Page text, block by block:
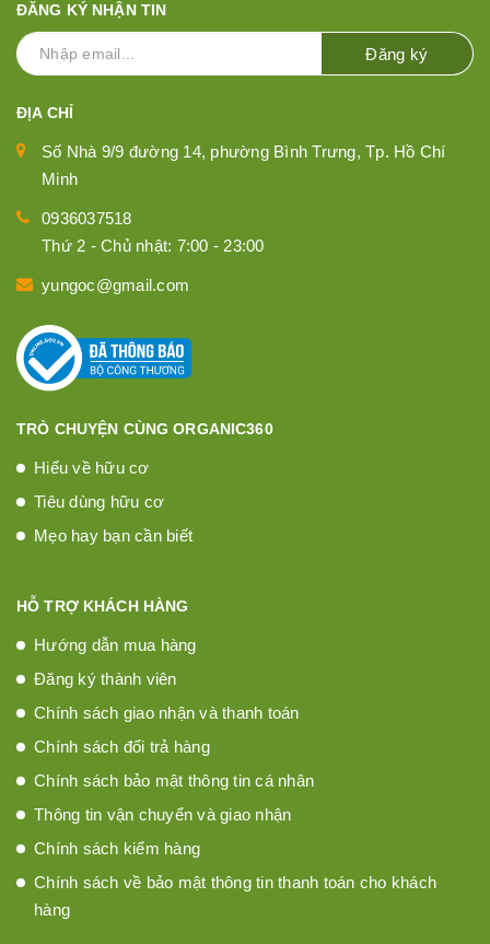
ĐĂNG KÝ NHẬN TIN
Đăng ký
ĐỊA CHỈ
Số Nhà 9/9 đường 14, phường Bình Trưng, Tp. Hồ Chí
Minh
0936037518
Thứ 2 - Chủ nhật: 7:00 - 23:00
yungoc@gmail.com
TRÒ CHUYỆN CÙNG ORGANIC360
Hiểu về hữu cơ
Tiêu dùng hữu cơ
Mẹo hay bạn cần biết
HỖ TRỢ KHÁCH HÀNG
Hướng dẫn mua hàng
Đăng ký thành viên
Chính sách giao nhận và thanh toán
Chính sách đổi trả hàng
Chính sách bảo mật thông tin cá nhân
Thông tin vận chuyển và giao nhận
Chính sách kiểm hàng
Chính sách về bảo mật thông tin thanh toán cho khách
hàng